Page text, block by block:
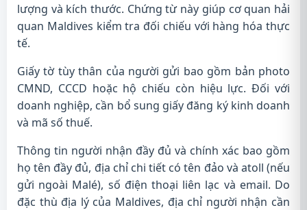
lượng và kích thước. Chứng từ này giúp cơ quan hải
quan Maldives kiểm tra đối chiếu với hàng hóa thực
tế.
Giấy tờ tùy thân của người gửi bao gồm bản photo
CMND, CCCD hoặc hộ chiếu còn hiệu lực. Đối với
doanh nghiệp, cần bổ sung giấy đăng ký kinh doanh
và mã số thuế.
Thông tin người nhận đầy đủ và chính xác bao gồm
họ tên đầy đủ, địa chỉ chi tiết có tên đảo và atoll (nếu
gửi ngoài Malé), số điện thoại liên lạc và email. Do
đặc thù địa lý của Maldives, địa chỉ người nhận cần